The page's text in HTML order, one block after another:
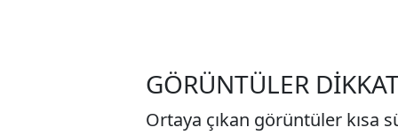
GÖRÜNTÜLER
Ortaya çıkan görüntüler kısa